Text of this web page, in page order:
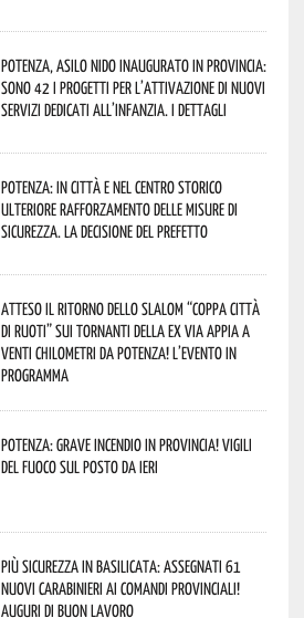
Potenza, asilo nido inaugurato in provincia:
sono 42 i progetti per l’attivazione di nuovi
servizi dedicati all’infanzia. I dettagli
Potenza: in città e nel centro storico
ulteriore rafforzamento delle misure di
sicurezza. La decisione del Prefetto
Atteso il ritorno dello slalom “Coppa Città
di Ruoti” sui tornanti della ex via Appia a
venti chilometri da Potenza! L’evento in
programma
Potenza: grave incendio in Provincia! Vigili
del fuoco sul posto da ieri
Più sicurezza in Basilicata: assegnati 61
nuovi Carabinieri ai Comandi provinciali!
Auguri di buon lavoro